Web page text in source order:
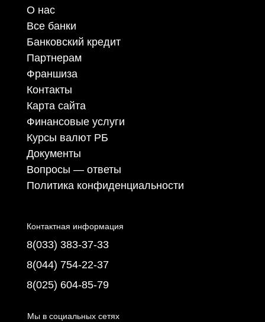
О нас
Все банки
Банковский кредит
Партнерам
Франшиза
Контакты
Карта сайта
Финансовые услуги
Курсы валют РБ
Документы
Вопросы — ответы
Политика конфиденциальности
Контактная информация
8(033) 383-37-33
8(044) 754-22-37
8(025) 604-85-79
Мы в социальных сетях